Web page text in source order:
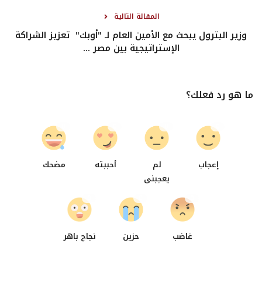
المقالة التالية
وزير البترول يبحث مع الأمين العام لـ "أوبك" تعزيز الشراكة
الإستراتيجية بين مصر ...
ما هو رد فعلك؟
إعجاب
لم
يعجبنى
أحببته مضحك
غاضب حزين نجاح باهر